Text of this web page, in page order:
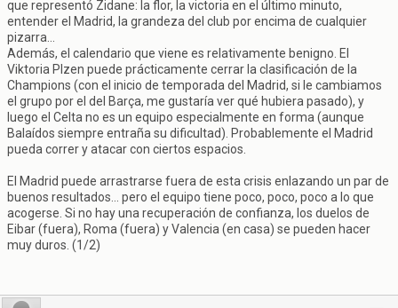
que representó Zidane: la flor, la victoria en el último minuto,
entender el Madrid, la grandeza del club por encima de cualquier
pizarra...
Además, el calendario que viene es relativamente benigno. El
Viktoria Plzen puede prácticamente cerrar la clasificación de la
Champions (con el inicio de temporada del Madrid, si le cambiamos
el grupo por el del Barça, me gustaría ver qué hubiera pasado), y
luego el Celta no es un equipo especialmente en forma (aunque
Balaídos siempre entraña su dificultad). Probablemente el Madrid
pueda correr y atacar con ciertos espacios.
El Madrid puede arrastrarse fuera de esta crisis enlazando un par de
buenos resultados... pero el equipo tiene poco, poco, poco a lo que
acogerse. Si no hay una recuperación de confianza, los duelos de
Eibar (fuera), Roma (fuera) y Valencia (en casa) se pueden hacer
muy duros. (1/2)